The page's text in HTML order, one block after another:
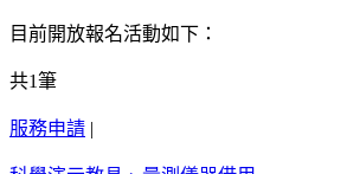
目前開放報名活動如下：
共1筆
服務申請 |